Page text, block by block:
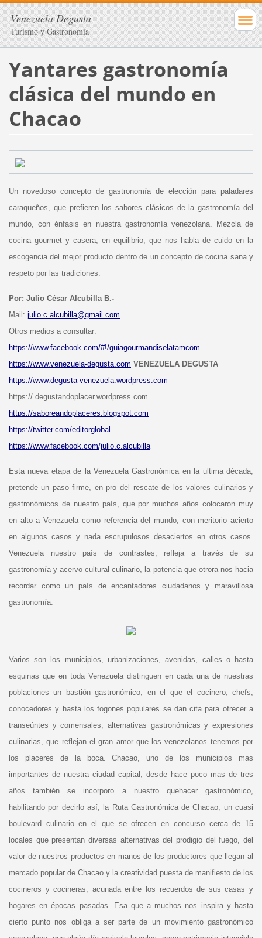
Venezuela Degusta
Turismo y Gastronomía
Yantares gastronomía
clásica del mundo en
Chacao
Un novedoso concepto de gastronomía de elección para paladares
caraqueños, que prefieren los sabores clásicos de la gastronomía del
mundo, con énfasis en nuestra gastronomía venezolana. Mezcla de
cocina gourmet y casera, en equilibrio, que nos habla de cuido en la
escogencia del mejor producto dentro de un concepto de cocina sana y
respeto por las tradiciones.
Por: Julio César Alcubilla B.-
Mail: julio.c.alcubilla@gmail.com
Otros medios a consultar:
https://www.facebook.com/#!/guiagourmandiselatamcom
https://www.venezuela-degusta.com VENEZUELA DEGUSTA
https://www.degusta-venezuela.wordpress.com
https:// degustandoplacer.wordpress.com
https://saboreandoplaceres.blogspot.com
https://twitter.com/editorglobal
https://www.facebook.com/julio.c.alcubilla
Esta nueva etapa de la Venezuela Gastronómica en la ultima década,
pretende un paso firme, en pro del rescate de los valores culinarios y
gastronómicos de nuestro país, que por muchos años colocaron muy
en alto a Venezuela como referencia del mundo; con meritorio acierto
en algunos casos y nada escrupulosos desaciertos en otros casos.
Venezuela nuestro país de contrastes, refleja a través de su
gastronomía y acervo cultural culinario, la potencia que otrora nos hacia
recordar como un país de encantadores ciudadanos y maravillosa
gastronomía.
Varios son los municipios, urbanizaciones, avenidas, calles o hasta
esquinas que en toda Venezuela distinguen en cada una de nuestras
poblaciones un bastión gastronómico, en el que el cocinero, chefs,
conocedores y hasta los fogones populares se dan cita para ofrecer a
transeúntes y comensales, alternativas gastronómicas y expresiones
culinarias, que reflejan el gran amor que los venezolanos tenemos por
los placeres de la boca. Chacao, uno de los municipios mas
importantes de nuestra ciudad capital, desde hace poco mas de tres
años también se incorporo a nuestro quehacer gastronómico,
habilitando por decirlo así, la Ruta Gastronómica de Chacao, un cuasi
boulevard culinario en el que se ofrecen en concurso cerca de 15
locales que presentan diversas alternativas del prodigio del fuego, del
valor de nuestros productos en manos de los productores que llegan al
mercado popular de Chacao y la creatividad puesta de manifiesto de los
cocineros y cocineras, acunada entre los recuerdos de sus casas y
hogares en épocas pasadas. Esa que a muchos nos inspira y hasta
cierto punto nos obliga a ser parte de un movimiento gastronómico